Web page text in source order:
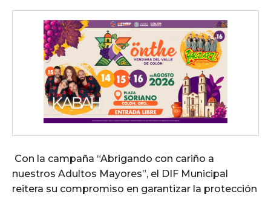
Con la campaña “Abrigando con cariño a
nuestros Adultos Mayores”, el DIF Municipal
reitera su compromiso en garantizar la protección